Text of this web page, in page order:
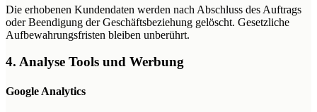
Die erhobenen Kundendaten werden nach Abschluss des Auftrags
oder Beendigung der Geschäftsbeziehung gelöscht. Gesetzliche
Aufbewahrungsfristen bleiben unberührt.
4. Analyse Tools und Werbung
Google Analytics